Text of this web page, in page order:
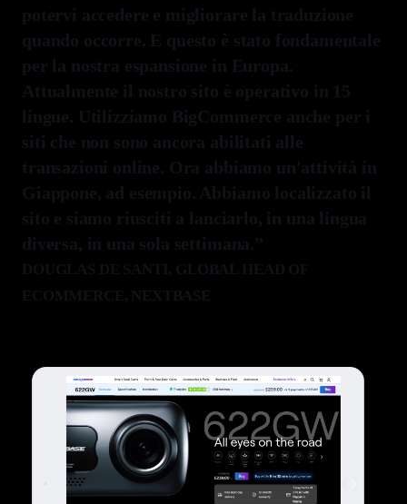
potervi accedere e migliorare la traduzione
quando occorre. E questo è stato fondamentale
per la nostra espansione in Europa.
Attualmente il nostro sito è operativo in 15
lingue. Utilizziamo BigCommerce anche per i
siti che non sono ancora abilitati alle
transazioni online. Ora abbiamo un'attività in
Giappone, ad esempio. Abbiamo localizzato il
sito e siamo riusciti a lanciarlo, in una lingua
diversa, in una sola settimana.”
DOUGLAS DE SANTI , GLOBAL HEAD OF
ECOMMERCE, NEXTBASE